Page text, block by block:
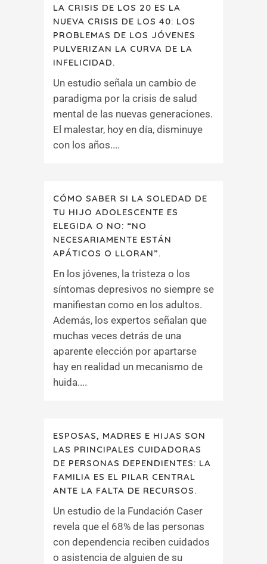
LA CRISIS DE LOS 20 ES LA
NUEVA CRISIS DE LOS 40: LOS
PROBLEMAS DE LOS JÓVENES
PULVERIZAN LA CURVA DE LA
INFELICIDAD.
Un estudio señala un cambio de
paradigma por la crisis de salud
mental de las nuevas generaciones.
El malestar, hoy en día, disminuye
con los años....
CÓMO SABER SI LA SOLEDAD DE
TU HIJO ADOLESCENTE ES
ELEGIDA O NO: “NO
NECESARIAMENTE ESTÁN
APÁTICOS O LLORAN”.
En los jóvenes, la tristeza o los
síntomas depresivos no siempre se
manifiestan como en los adultos.
Además, los expertos señalan que
muchas veces detrás de una
aparente elección por apartarse
hay en realidad un mecanismo de
huida....
ESPOSAS, MADRES E HIJAS SON
LAS PRINCIPALES CUIDADORAS
DE PERSONAS DEPENDIENTES: LA
FAMILIA ES EL PILAR CENTRAL
ANTE LA FALTA DE RECURSOS.
Un estudio de la Fundación Caser
revela que el 68% de las personas
con dependencia reciben cuidados
o asistencia de alguien de su